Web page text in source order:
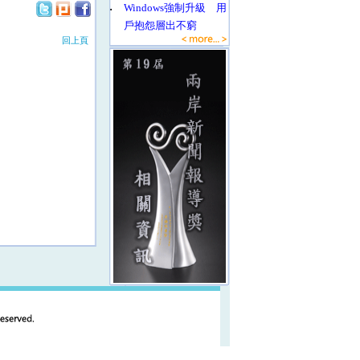
回上頁
‧
Windows強制升級 用
戶抱怨層出不窮